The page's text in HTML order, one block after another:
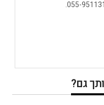
גם?